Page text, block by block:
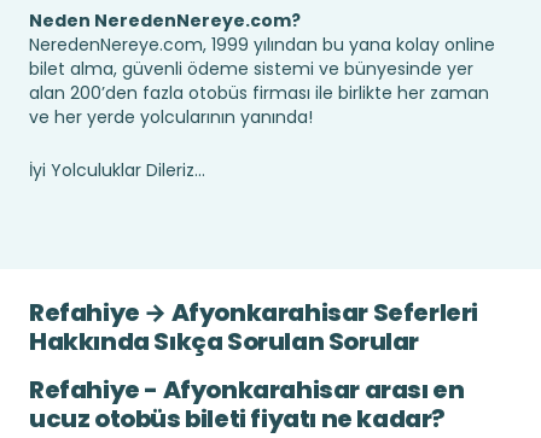
Neden NeredenNereye.com?
NeredenNereye.com, 1999 yılından bu yana kolay online
bilet alma, güvenli ödeme sistemi ve bünyesinde yer
alan 200’den fazla otobüs firması ile birlikte her zaman
ve her yerde yolcularının yanında!
İyi Yolculuklar Dileriz...
Refahiye → Afyonkarahisar Seferleri
Hakkında Sıkça Sorulan Sorular
Refahiye - Afyonkarahisar arası en
ucuz otobüs bileti fiyatı ne kadar?